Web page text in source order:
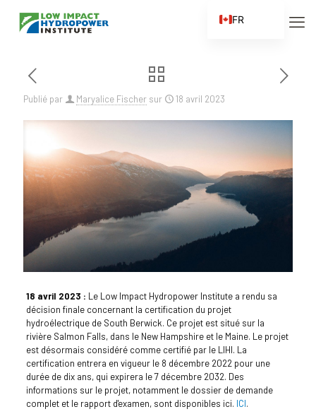
Publié par Maryalice Fischer sur 18 avril 2023
18 avril 2023 : Le Low Impact Hydropower Institute a rendu sa
décision finale concernant la certification du projet
hydroélectrique de South Berwick. Ce projet est situé sur la
rivière Salmon Falls, dans le New Hampshire et le Maine. Le projet
est désormais considéré comme certifié par le LIHI. La
certification entrera en vigueur le 8 décembre 2022 pour une
durée de dix ans, qui expirera le 7 décembre 2032. Des
informations sur le projet, notamment le dossier de demande
complet et le rapport d'examen, sont disponibles ici. ICI.
FR